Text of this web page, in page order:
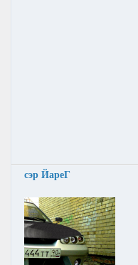
сэр ЙареГ